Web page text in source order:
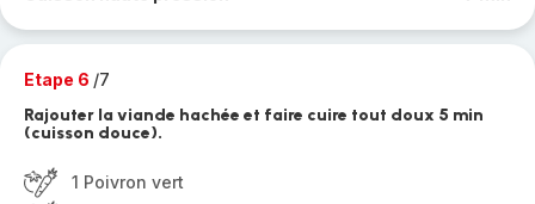
Etape 6 /7
Rajouter la viande hachée et faire cuire tout doux 5 min
(cuisson douce).
1 Poivron vert